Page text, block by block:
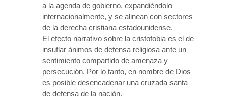
a la agenda de gobierno, expandiéndolo
internacionalmente, y se alinean con sectores
de la derecha cristiana estadounidense.
El efecto narrativo sobre la cristofobia es el de
insuflar ánimos de defensa religiosa ante un
sentimiento compartido de amenaza y
persecución. Por lo tanto, en nombre de Dios
es posible desencadenar una cruzada santa
de defensa de la nación.